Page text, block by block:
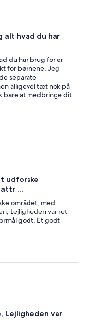
alt hvad du har
du har brug for er
for børnene, Jeg
separate
alligevel tæt nok på
bare at medbringe dit
udforske
...
området, med
Lejligheden var ret
godt, Et godt
Lejligheden var